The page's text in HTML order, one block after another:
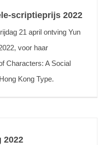
scriptieprijs 2022
21 april ontving Yun
voor haar
Characters: A Social
Kong Type.
2022